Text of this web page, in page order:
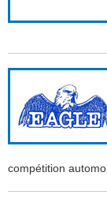
compétition